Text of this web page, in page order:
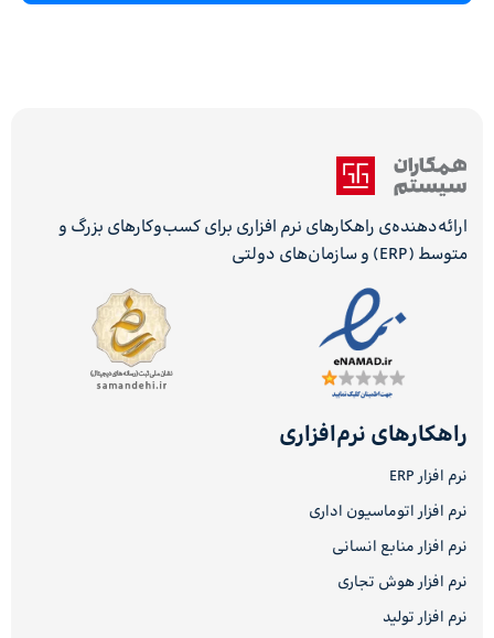
ارائه‌دهنده‌ی راهکارهای نرم افزاری برای کسب‌وکارهای بزرگ و
متوسط (ERP) و سازمان‌های دولتی
راهکارهای نرم‌افزاری
نرم افزار ERP
نرم افزار اتوماسیون اداری
نرم افزار منابع انسانی
نرم افزار هوش تجاری
نرم افزار تولید